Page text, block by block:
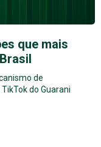
que mais
de
do Guarani